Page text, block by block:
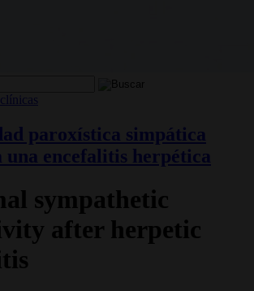
paroxística simpática
una encefalitis herpética
sympathetic
after herpetic